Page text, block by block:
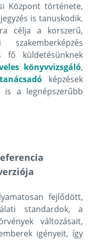
Központ története,
is tanuskodik.
célja a korszerű,
szakemberképzés
küldetésünknek
könyvvizsgáló,
képzések
is a legnépszerűbb
fejlődött,
standardok, a
változásait,
igényeit, így